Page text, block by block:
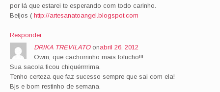
por lá que estarei te esperando com todo carinho.
Beijos ( http://artesanatoangel.blogspot.com
Responder
DRIKA TREVILATOonabril 26, 2012
Owm, que cachorrinho mais fofucho!!!
Sua sacola ficou chiquérrrrima.
Tenho certeza que faz sucesso sempre que sai com ela!
Bjs e bom restinho de semana.